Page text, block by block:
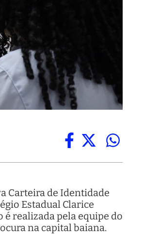
Carteira de Identidade
Estadual Clarice
é realizada pela equipe do
na capital baiana.